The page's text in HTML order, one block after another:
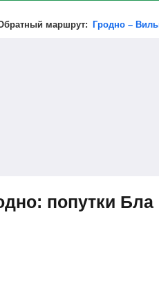
маршрут: Гродно –
попутки